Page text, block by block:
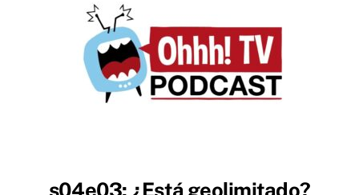
s04e03: ¿Está geolimitado?